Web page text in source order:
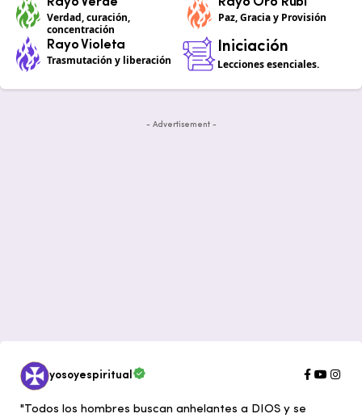
Verdad, curación,
concentración
Paz, Gracia y Provisión
Rayo Violeta
Trasmutación y liberación
Iniciación
Lecciones esenciales.
- Advertisement -
yosoyespiritual
"Todos los hombres buscan anhelantes a DIOS y se